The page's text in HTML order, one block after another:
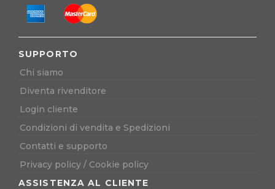
SUPPORTO
Chi siamo
Diventa rivenditore
Login cliente
Condizioni di vendita e Spedizioni
Contatti e supporto
Privacy policy / Cookie policy
ASSISTENZA AL CLIENTE